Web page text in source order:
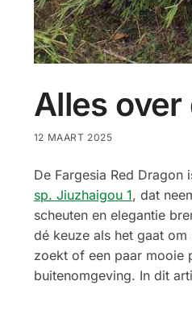
Alles over
12 MAART 2025
De Fargesia Red
sp. Jiuzhaigou 1, dat
scheuten en elegantie
dé keuze als het gaat om
zoekt of een paar mooie
buitenomgeving. In dit